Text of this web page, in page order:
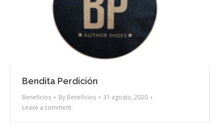
Bendita Perdición
Beneficios By Beneficios
31 agosto, 2020
Leave a comment